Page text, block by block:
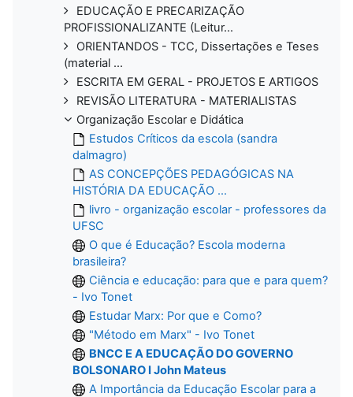
EDUCAÇÃO E PRECARIZAÇÃO
PROFISSIONALIZANTE (Leitur...
ORIENTANDOS - TCC, Dissertações e Teses
(material ...
ESCRITA EM GERAL - PROJETOS E ARTIGOS
REVISÃO LITERATURA - MATERIALISTAS
Organização Escolar e Didática
Estudos Críticos da escola (sandra
dalmagro)
AS CONCEPÇÕES PEDAGÓGICAS NA
HISTÓRIA DA EDUCAÇÃO ...
livro - organização escolar - professores da
UFSC
O que é Educação? Escola moderna
brasileira?
Ciência e educação: para que e para quem?
- Ivo Tonet
Estudar Marx: Por que e Como?
"Método em Marx" - Ivo Tonet
BNCC E A EDUCAÇÃO DO GOVERNO
BOLSONARO I John Mateus
A Importância da Educação Escolar para a